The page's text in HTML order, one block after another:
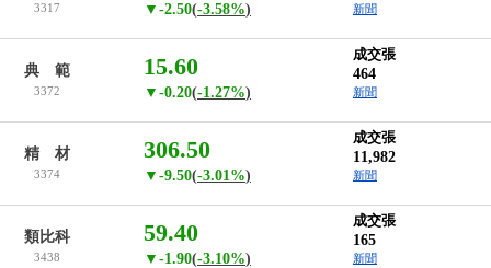
3317 ▼-2.50(-3.58%) 新聞
典 範
3372
15.60
▼-0.20(-1.27%)
成交張
464
新聞
精 材
3374
306.50
▼-9.50(-3.01%)
成交張
11,982
新聞
類比科
3438
59.40
▼-1.90(-3.10%)
成交張
165
新聞